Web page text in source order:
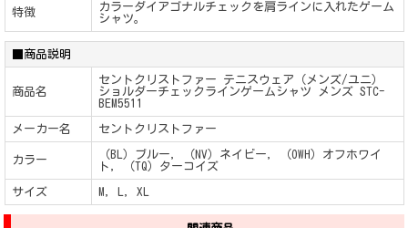
特徴
カラーダイアゴナルチェックを肩ラインに入れたゲーム
シャツ。
■商品説明
商品名
セントクリストファー テニスウェア（メンズ/ユニ）
ショルダーチェックラインゲームシャツ メンズ STC-
BEM5511
メーカー名 セントクリストファー
カラー
（BL）ブルー, （NV）ネイビー, （OWH）オフホワイ
ト, （TQ）ターコイズ
サイズ M, L, XL